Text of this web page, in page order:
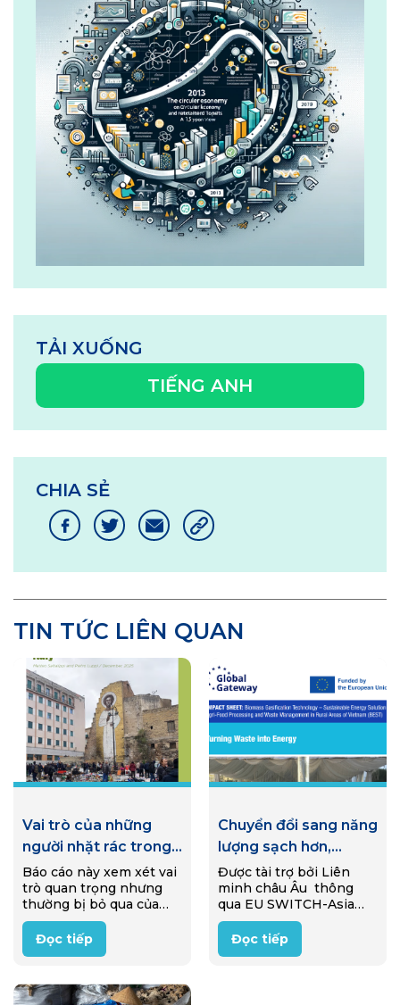
TẢI XUỐNG
TIẾNG ANH
CHIA SẺ
TIN TỨC LIÊN QUAN
Vai trò của những
người nhặt rác trong
nền kinh tế tái sử
dụng ở Ý
Báo cáo này xem xét vai
trò quan trọng nhưng
thường bị bỏ qua của
những người nhặt rác
trong nền kinh tế tái sử
dụng của Ý (reuse
nghiên cứu…
Đọc tiếp
Chuyển đổi sang năng
lượng sạch hơn,
thông qua quá trình
khí hóa sinh khối
Được tài trợ bởi Liên
minh châu Âu thông
qua EU SWITCH-Asia
Programme, một dự án
đã được triển khai từ
2020-2025 nhằm hỗ trợ
Đọc tiếp